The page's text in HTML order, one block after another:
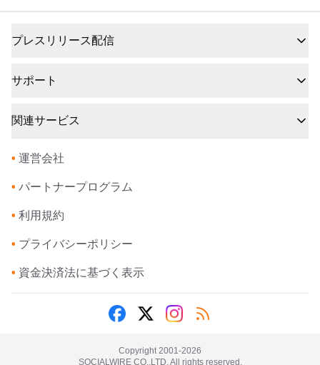
プレスリリース配信
サポート
関連サービス
• 運営会社
• パートナープログラム
• 利用規約
• プライバシーポリシー
• 資金決済法に基づく表示
Copyright 2001-2026
SOCIALWIRE CO.,LTD. All rights reserved.